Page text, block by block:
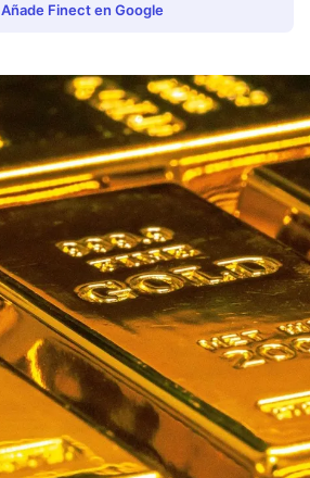
Añade Finect en Google